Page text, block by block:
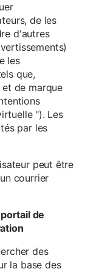
de les
d'autres
les
que,
de marque
"). Les
par les
peut être
courrier
de
des
la base des